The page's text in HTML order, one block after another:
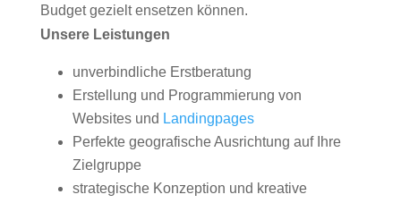
Budget gezielt ensetzen können.
Unsere Leistungen
unverbindliche Erstberatung
Erstellung und Programmierung von
Websites und Landingpages
Perfekte geografische Ausrichtung auf Ihre
Zielgruppe
strategische Konzeption und kreative